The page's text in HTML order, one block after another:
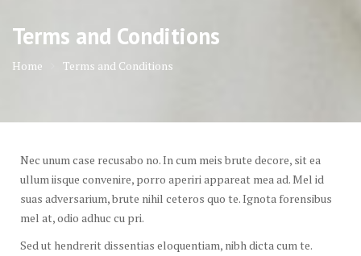
Terms and Conditions
Home Terms and Conditions
Nec unum case recusabo no. In cum meis brute decore, sit ea
ullum iisque convenire, porro aperiri appareat mea ad. Mel id
suas adversarium, brute nihil ceteros quo te. Ignota forensibus
mel at, odio adhuc cu pri.
Sed ut hendrerit dissentias eloquentiam, nibh dicta cum te.